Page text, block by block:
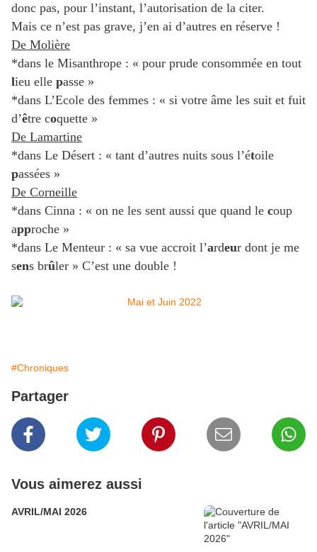
donc pas, pour l’instant, l’autorisation de la citer.
Mais ce n’est pas grave, j’en ai d’autres en réserve !
De Molière
*dans le Misanthrope : « pour prude consommée en tout
lieu elle passe »
*dans L’Ecole des femmes : « si votre âme les suit et fuit
d’être coquette »
De Lamartine
*dans Le Désert : « tant d’autres nuits sous l’étoile
passées »
De Corneille
*dans Cinna : « on ne les sent aussi que quand le coup
approche »
*dans Le Menteur : « sa vue accroit l’ardeur dont je me
sens brûler » C’est une double !
#Chroniques
Partager
Vous aimerez aussi
AVRIL/MAI 2026